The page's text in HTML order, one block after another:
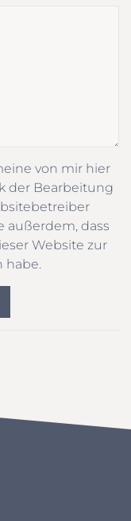
von mir hier
der Bearbeitung
außerdem, dass
Website zur
habe.